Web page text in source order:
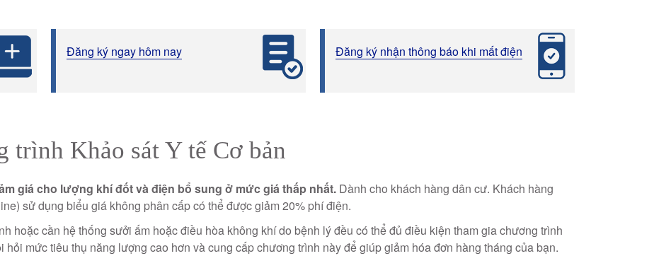
Đăng ký ngay hôm nay Đăng ký nhận thông báo khi mất điện
trình Khảo sát Y tế Cơ bản
giá cho lượng khí đốt và điện bổ sung ở mức giá thấp nhất. Dành cho khách hàng dân cư. Khách hàng
sử dụng biểu giá không phân cấp có thể được giảm 20% phí điện.
hoặc cần hệ thống sưởi ấm hoặc điều hòa không khí do bệnh lý đều có thể đủ điều kiện tham gia chương trình
hỏi mức tiêu thụ năng lượng cao hơn và cung cấp chương trình này để giúp giảm hóa đơn hàng tháng của bạn.